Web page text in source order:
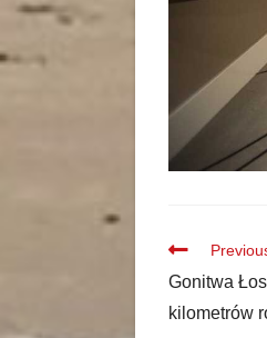
Gonitwa
kilometrów